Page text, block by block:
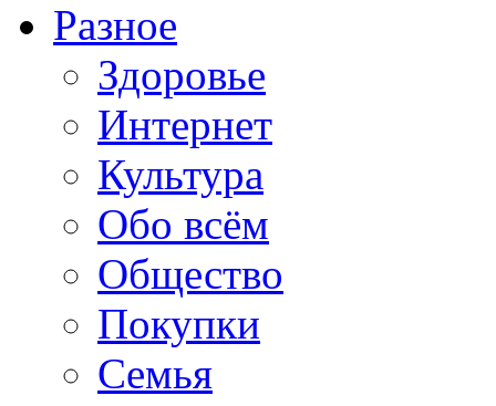
Разное
Здоровье
Интернет
Культура
Обо всём
Общество
Покупки
Семья